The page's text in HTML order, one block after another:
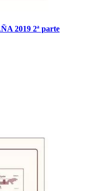
2019 2ª parte